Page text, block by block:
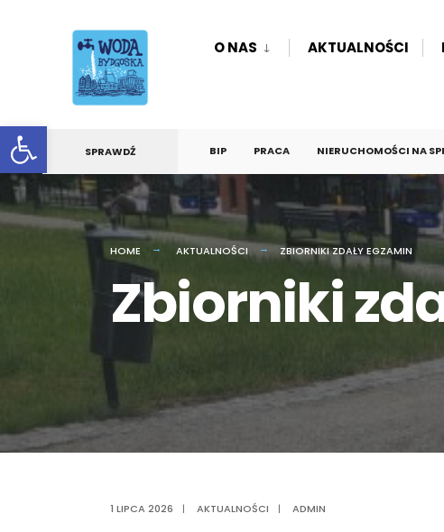
Otwórz pasek narzędzi
O NAS AKTUALNOŚCI
SPRAWDŹ BIP PRACA NIERUCHOMOŚCI NA
HOME AKTUALNOŚCI ZBIORNIKI ZDAŁY EGZAMIN
Zbiorniki
1 LIPCA 2026 | AKTUALNOŚCI | ADMIN